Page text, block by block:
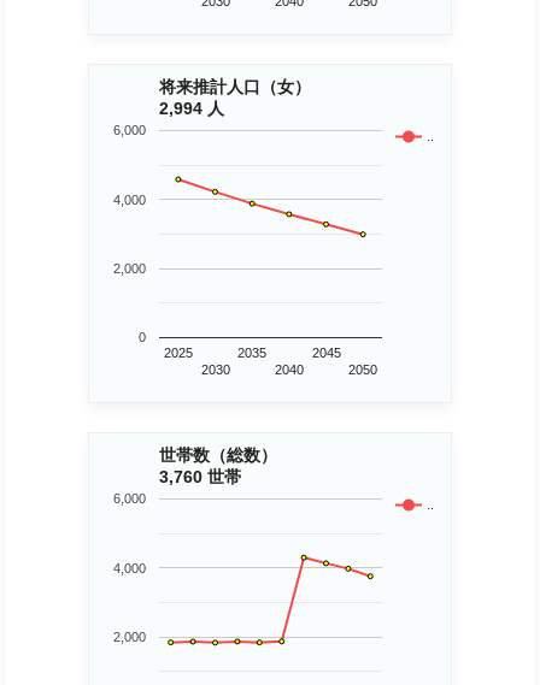
将来推計人口（女）
2,994 人
..
2025
2030
2035
2040
2045
2050
0
2,000
4,000
6,000
世帯数（総数）
3,760 世帯
..
2,000
4,000
6,000